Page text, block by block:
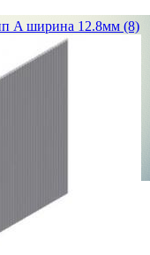
A ширина 12.8мм (8)